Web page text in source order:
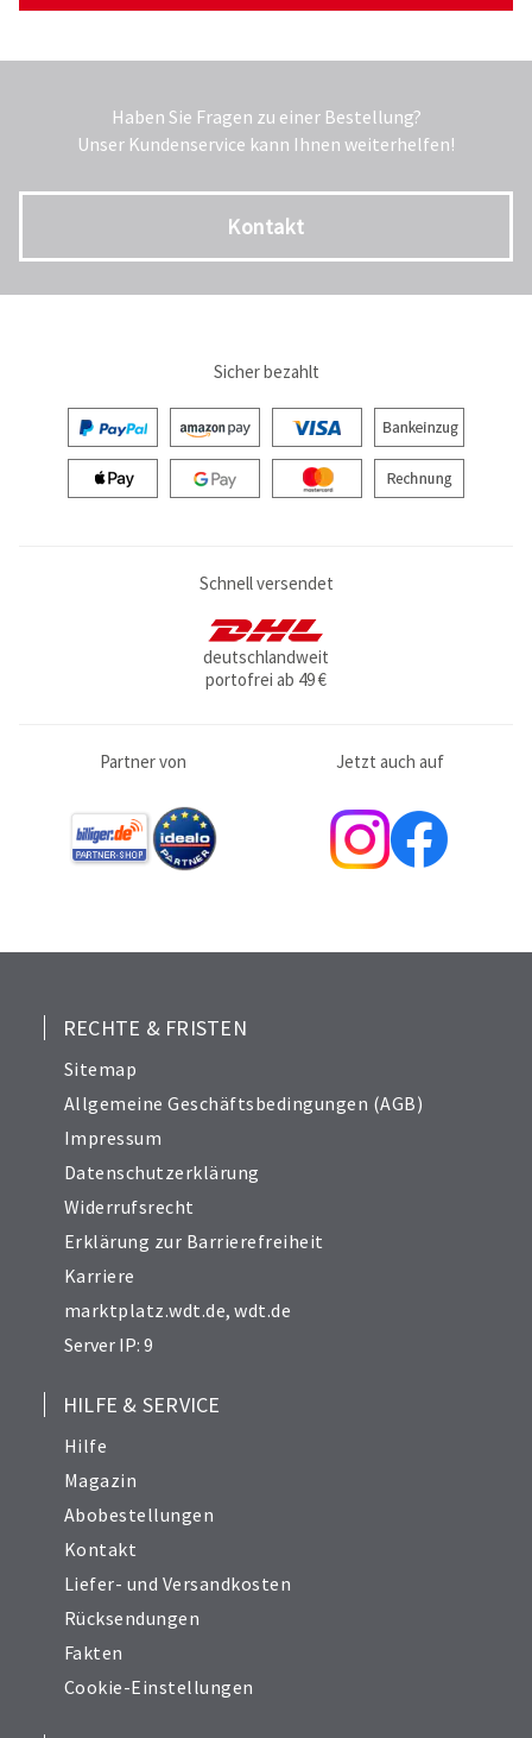
Haben Sie Fragen zu einer Bestellung?
Unser Kundenservice kann Ihnen weiterhelfen!
Kontakt
Sicher bezahlt
Schnell versendet
deutschlandweit
portofrei ab 49 €
Partner von Jetzt auch auf
RECHTE & FRISTEN
Sitemap
Allgemeine Geschäftsbedingungen (AGB)
Impressum
Datenschutzerklärung
Widerrufsrecht
Erklärung zur Barrierefreiheit
Karriere
marktplatz.wdt.de,wdt.de
Server IP: 9
HILFE & SERVICE
Hilfe
Magazin
Abobestellungen
Kontakt
Liefer- und Versandkosten
Rücksendungen
Fakten
Cookie-Einstellungen